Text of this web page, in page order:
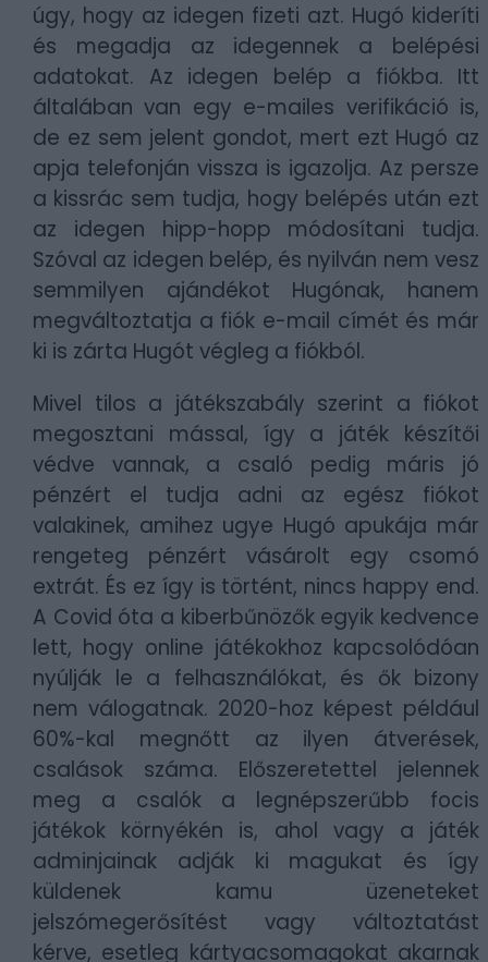
úgy, hogy az idegen fizeti azt. Hugó kideríti
és megadja az idegennek a belépési
adatokat. Az idegen belép a fiókba. Itt
általában van egy e-mailes verifikáció is,
de ez sem jelent gondot, mert ezt Hugó az
apja telefonján vissza is igazolja. Az persze
a kissrác sem tudja, hogy belépés után ezt
az idegen hipp-hopp módosítani tudja.
Szóval az idegen belép, és nyilván nem vesz
semmilyen ajándékot Hugónak, hanem
megváltoztatja a fiók e-mail címét és már
ki is zárta Hugót végleg a fiókból.
Mivel tilos a játékszabály szerint a fiókot
megosztani mással, így a játék készítői
védve vannak, a csaló pedig máris jó
pénzért el tudja adni az egész fiókot
valakinek, amihez ugye Hugó apukája már
rengeteg pénzért vásárolt egy csomó
extrát. És ez így is történt, nincs happy end.
A Covid óta a kiberbűnözők egyik kedvence
lett, hogy online játékokhoz kapcsolódóan
nyúlják le a felhasználókat, és ők bizony
nem válogatnak. 2020-hoz képest például
60%-kal megnőtt az ilyen átverések,
csalások száma. Előszeretettel jelennek
meg a csalók a legnépszerűbb focis
játékok környékén is, ahol vagy a játék
adminjainak adják ki magukat és így
küldenek kamu üzeneteket
jelszómegerősítést vagy változtatást
kérve, esetleg kártyacsomagokat akarnak